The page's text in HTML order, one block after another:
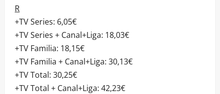
R
+TV Series: 6,05€
+TV Series + Canal+Liga: 18,03€
+TV Familia: 18,15€
+TV Familia + Canal+Liga: 30,13€
+TV Total: 30,25€
+TV Total + Canal+Liga: 42,23€